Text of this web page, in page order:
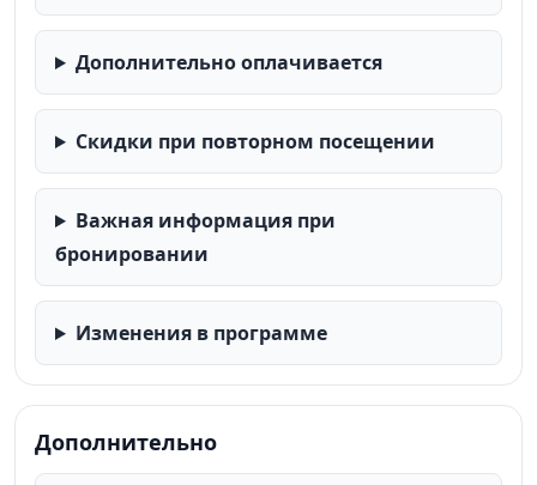
Дополнительно оплачивается
Скидки при повторном посещении
Важная информация при
бронировании
Изменения в программе
Дополнительно